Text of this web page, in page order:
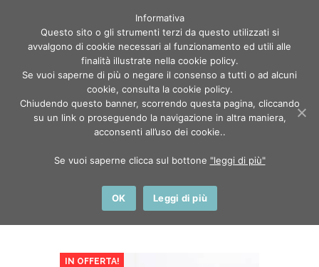
Maschere da Sci
Home Shop Maschere da Sci
IN OFFERTA!
Informativa
Questo sito o gli strumenti terzi da questo utilizzati si
avvalgono di cookie necessari al funzionamento ed utili alle
finalità illustrate nella cookie policy.
Se vuoi saperne di più o negare il consenso a tutti o ad alcuni
cookie, consulta la cookie policy.
Chiudendo questo banner, scorrendo questa pagina, cliccando
su un link o proseguendo la navigazione in altra maniera,
acconsenti all’uso dei cookie..
Se vuoi saperne clicca sul bottone "leggi di più"
OK Leggi di più